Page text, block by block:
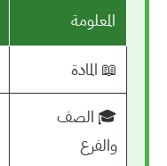
المعلومة
📖 المادة
🎓 الصف
والفرع